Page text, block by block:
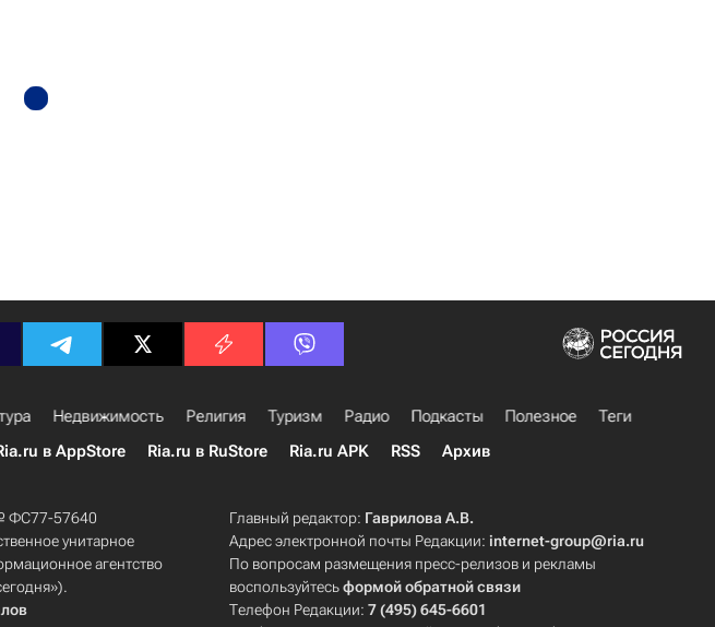
Недвижимость Религия Туризм Радио Подкасты Полезное
Теги
в AppStore Ria.ru в RuStore Ria.ru APK RSS Архив
ФС77-57640
унитарное
агентство
Главный редактор: Гаврилова А.В.
Адрес электронной почты Редакции:internet-group@ria.ru
По вопросам размещения пресс-релизов и рекламы
воспользуйтесьформой обратной связи
Телефон Редакции:7 (495) 645-6601